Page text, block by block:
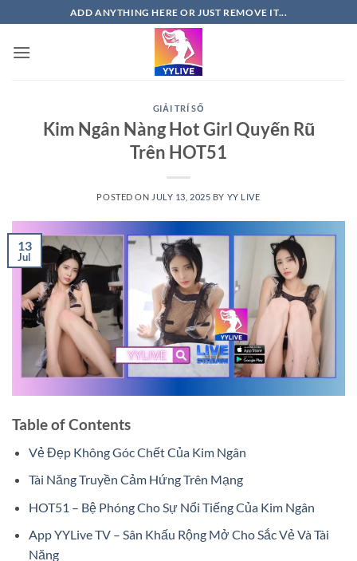
to
content
ADD ANYTHING HERE OR JUST REMOVE IT...
GIẢI TRÍ SỐ
Kim Ngân Nàng Hot Girl Quyến Rũ
Trên HOT51
POSTED ON JULY 13, 2025 BY YY LIVE
13
Jul
Table of Contents
Vẻ Đẹp Không Góc Chết Của Kim Ngân
Tài Năng Truyền Cảm Hứng Trên Mạng
HOT51 – Bệ Phóng Cho Sự Nổi Tiếng Của Kim Ngân
App YYLive TV – Sân Khấu Rộng Mở Cho Sắc Vẻ Và Tài
Năng